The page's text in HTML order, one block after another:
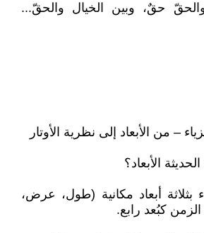
حقٌ، وبين الخيال والحقّ...
– من الأبعاد إلى نظرية الأوتار
بثلاثة أبعاد مكانية (طول، عرض،
الزمن كبُعد رابع.